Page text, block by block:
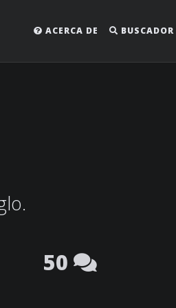
ACERCA DE BUSCADOR
50